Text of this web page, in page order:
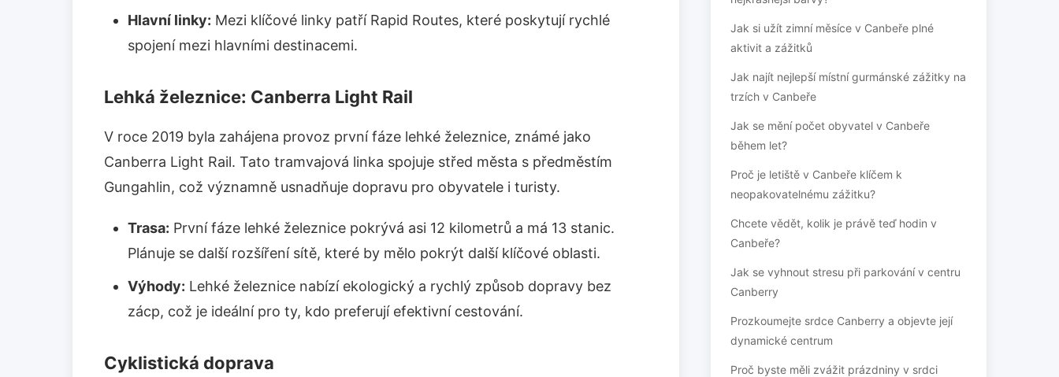
Hlavní linky: Mezi klíčové linky patří Rapid Routes, které poskytují rychlé
spojení mezi hlavními destinacemi.
Lehká železnice: Canberra Light Rail
V roce 2019 byla zahájena provoz první fáze lehké železnice, známé jako
Canberra Light Rail. Tato tramvajová linka spojuje střed města s předměstím
Gungahlin, což významně usnadňuje dopravu pro obyvatele i turisty.
Trasa: První fáze lehké železnice pokrývá asi 12 kilometrů a má 13 stanic.
Plánuje se další rozšíření sítě, které by mělo pokrýt další klíčové oblasti.
Výhody: Lehké železnice nabízí ekologický a rychlý způsob dopravy bez
zácp, což je ideální pro ty, kdo preferují efektivní cestování.
Cyklistická doprava
Jak si užít zimní měsíce v Canbeře plné
aktivit a zážitků
Jak najít nejlepší místní gurmánské zážitky na
trzích v Canbeře
Jak se mění počet obyvatel v Canbeře
během let?
Proč je letiště v Canbeře klíčem k
neopakovatelnému zážitku?
Chcete vědět, kolik je právě teď hodin v
Canbeře?
Jak se vyhnout stresu při parkování v centru
Canberry
Prozkoumejte srdce Canberry a objevte její
dynamické centrum
Proč byste měli zvážit prázdniny v srdci